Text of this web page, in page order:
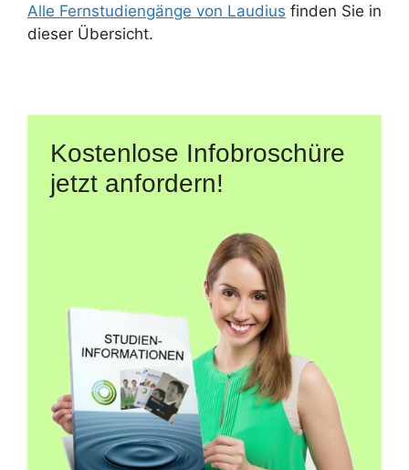
Alle Fernstudiengänge von Laudius finden Sie in
dieser Übersicht.
Kostenlose Infobroschüre
jetzt anfordern!